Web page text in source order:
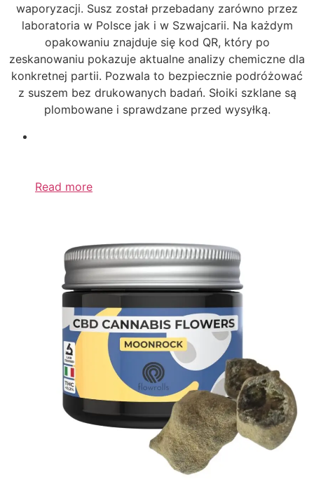
waporyzacji. Susz został przebadany zarówno przez
laboratoria w Polsce jak i w Szwajcarii. Na każdym
opakowaniu znajduje się kod QR, który po
zeskanowaniu pokazuje aktualne analizy chemiczne dla
konkretnej partii. Pozwala to bezpiecznie podróżować
z suszem bez drukowanych badań. Słoiki szklane są
plombowane i sprawdzane przed wysyłką.
Read more